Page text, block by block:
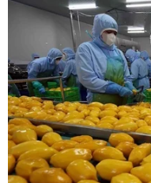
Bão Dolphin suy
nguy cơ lũ lụt tại
10/08/2026 06:53